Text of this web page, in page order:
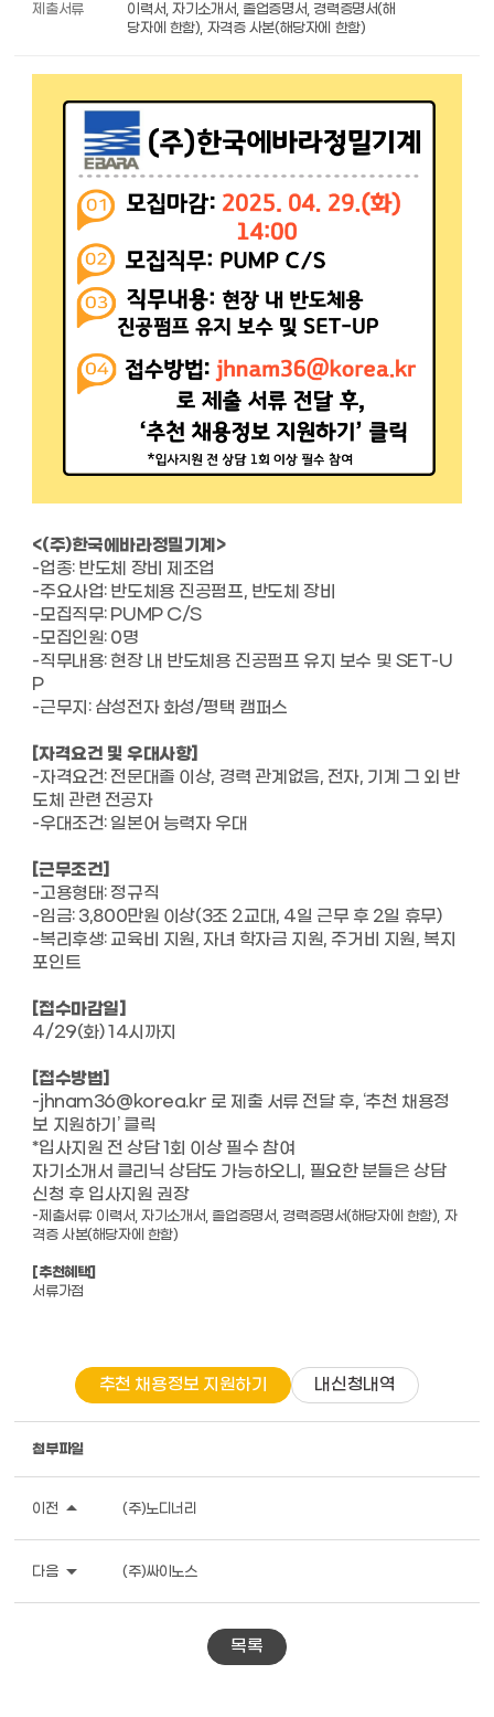
제출서류
이력서, 자기소개서, 졸업증명서, 경력증명서(해
당자에 한함), 자격증 사본(해당자에 한함)
<(주)한국에바라정밀기계>
-업종: 반도체 장비 제조업
-주요사업: 반도체용 진공펌프, 반도체 장비
-모집직무: PUMP C/S
-모집인원: 0명
-직무내용: 현장 내 반도체용 진공펌프 유지 보수 및 SET-U
P
-근무지: 삼성전자 화성/평택 캠퍼스
[자격요건 및 우대사항]
-자격요건: 전문대졸 이상, 경력 관계없음, 전자, 기계 그 외 반
도체 관련 전공자
-우대조건: 일본어 능력자 우대
[근무조건]
-고용형태: 정규직
-임금: 3,800만원 이상(3조 2교대, 4일 근무 후 2일 휴무)
-복리후생: 교육비 지원, 자녀 학자금 지원, 주거비 지원, 복지
포인트
[접수마감일]
4/29(화) 14시까지
[접수방법]
-jhnam36@korea.kr 로 제출 서류 전달 후, ‘추천 채용정
보 지원하기’ 클릭
*입사지원 전 상담 1회 이상 필수 참여
자기소개서 클리닉 상담도 가능하오니, 필요한 분들은 상담
신청 후 입사지원 권장
-제출서류: 이력서, 자기소개서, 졸업증명서, 경력증명서(해당자에 한함), 자
격증 사본(해당자에 한함)
[추천혜택]
서류가점
추천 채용정보 지원하기 내신청내역
첨부파일
이전arrow_drop_up (주)노디너리
다음arrow_drop_down (주)싸이노스
목록